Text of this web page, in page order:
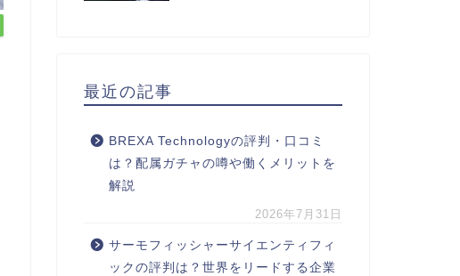
最近の記事
BREXA Technologyの評判・口コミ
は？配属ガチャの噂や働くメリットを
解説
2026年7月31日
サーモフィッシャーサイエンティフィ
ックの評判は？世界をリードする企業